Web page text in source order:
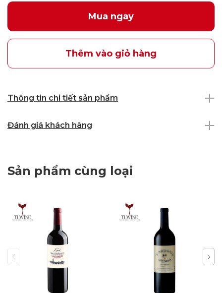
Mua ngay
Thêm vào giỏ hàng
Thông tin chi tiết sản phẩm
Đánh giá khách hàng
Sản phẩm cùng loại